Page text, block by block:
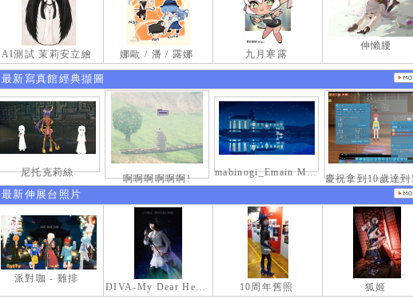
AI測試 茉莉安立繪 娜歐 / 潘 / 露娜 九月寒露
伸懶腰
最新寫真館經典擷圖
尼托克莉絲
啊啊啊啊啊啊!
mabinogi_Emain Macha_2000-0600_1
最新伸展台照片
派對咖 - 雞排
DIVA-My Dear Heroine- 10周年舊照 狐姬